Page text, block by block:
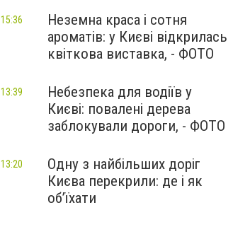
Неземна краса і сотня
ароматів: у Києві відкрилась
квіткова виставка, - ФОТО
15:36
Небезпека для водіїв у
Києві: повалені дерева
заблокували дороги, - ФОТО
13:39
Одну з найбільших доріг
Києва перекрили: де і як
об’їхати
13:20